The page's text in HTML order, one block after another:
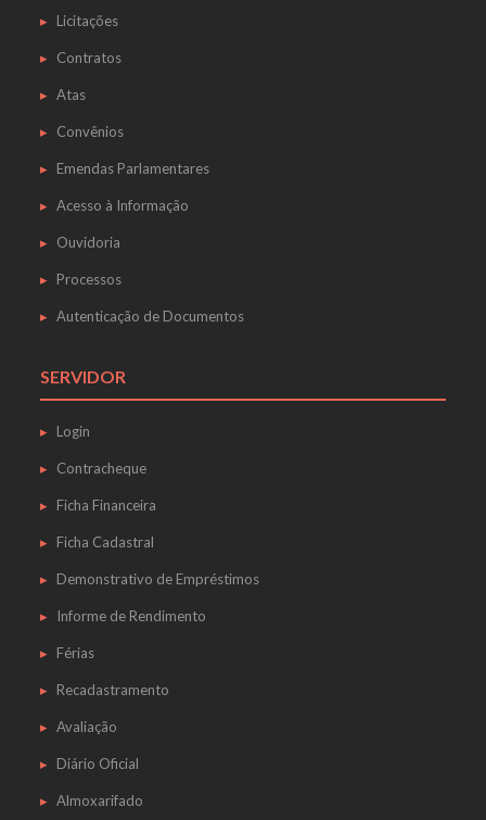
Licitações
Contratos
Atas
Convênios
Emendas Parlamentares
Acesso à Informação
Ouvidoria
Processos
Autenticação de Documentos
SERVIDOR
Login
Contracheque
Ficha Financeira
Ficha Cadastral
Demonstrativo de Empréstimos
Informe de Rendimento
Férias
Recadastramento
Avaliação
Diário Oficial
Almoxarifado